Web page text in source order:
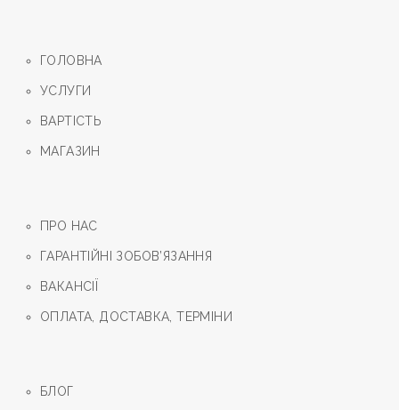
ГОЛОВНА
УСЛУГИ
ВАРТIСТЬ
МАГАЗИН
ПРО НАС
ГАРАНТIЙНI ЗОБОВ’ЯЗАННЯ
ВАКАНСІЇ
ОПЛАТА, ДОСТАВКА, ТЕРМIНИ
БЛОГ